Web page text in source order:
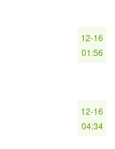
12-16
01:56
12-16
04:34